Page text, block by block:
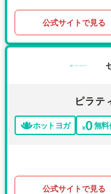
公式サイトで見る
ピラテ
ホットヨガ 無料
公式サイトで見る